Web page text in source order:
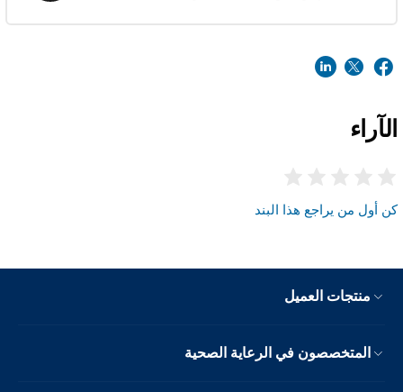
الآراء
كن أول من يراجع هذا البند
منتجات العميل
المتخصصون في الرعاية الصحية